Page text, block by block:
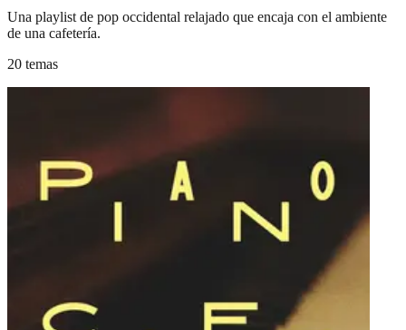
Una playlist de pop occidental relajado que encaja con el ambiente
de una cafetería.
20 temas